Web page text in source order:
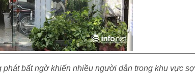
bất ngờ khiến nhiều người dân trong khu vực sợ